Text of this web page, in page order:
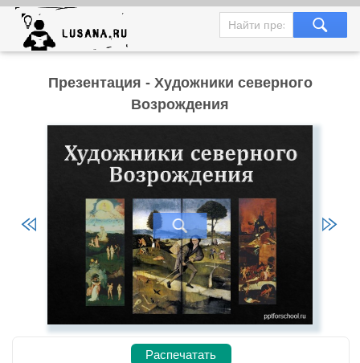
Презентация - Художники северного
Возрождения
Распечатать